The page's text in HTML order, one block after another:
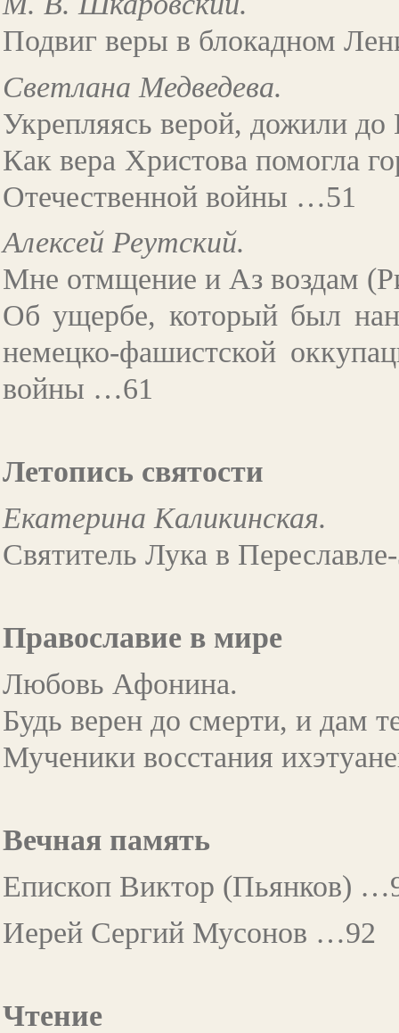
Подвиг веры в блокадном
Светлана Медведева.
Укрепляясь верой, дожили
Как вера Христова помогла
Отечественной войны …51
Алексей Реутский.
Мне отмщение и Аз воздам
Об ущербе, который был
немецко-фашистской
войны …61
Летопись святости
Екатерина Каликинская.
Святитель Лука в
Православие в мире
Любовь Афонина.
Будь верен до смерти, и дам
Мученики восстания
Вечная память
Епископ Виктор (Пьянков)
Иерей Сергий Мусонов …92
Чтение